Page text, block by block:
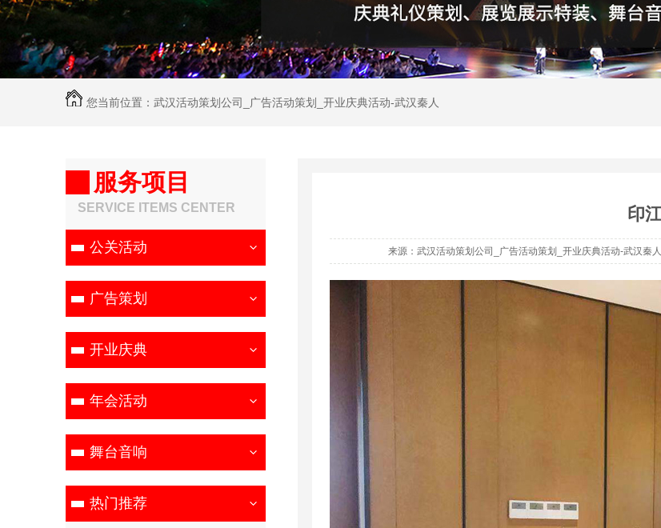
您当前位置： 武汉活动策划公司_广告活动策划_开业庆典活动-武汉秦人
服务项目
SERVICE ITEMS CENTER
公关活动
广告策划
开业庆典
年会活动
舞台音响
热门推荐
印
来源：武汉活动策划公司_广告活动策划_开业庆典活动-武汉